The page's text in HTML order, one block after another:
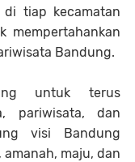
di tiap kecamatan
mempertahankan
Bandung.
untuk terus
pariwisata, dan
visi Bandung
maju, dan